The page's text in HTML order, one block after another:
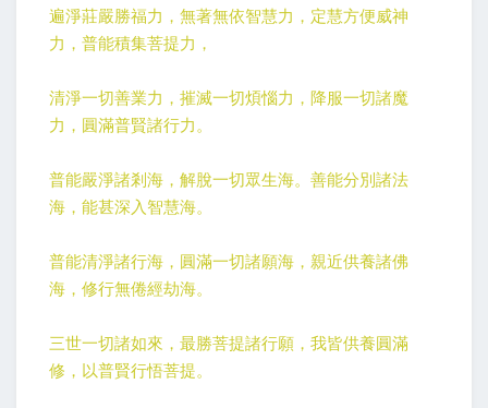
遍淨莊嚴勝福力，無著無依智慧力，定慧方便威神
力，普能積集菩提力，
清淨一切善業力，摧滅一切煩惱力，降服一切諸魔
力，圓滿普賢諸行力。
普能嚴淨諸剎海，解脫一切眾生海。善能分別諸法
海，能甚深入智慧海。
普能清淨諸行海，圓滿一切諸願海，親近供養諸佛
海，修行無倦經劫海。
三世一切諸如來，最勝菩提諸行願，我皆供養圓滿
修，以普賢行悟菩提。